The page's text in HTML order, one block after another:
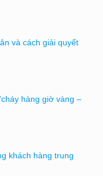
và cách giải quyết
hàng giờ vàng –
khách hàng trung